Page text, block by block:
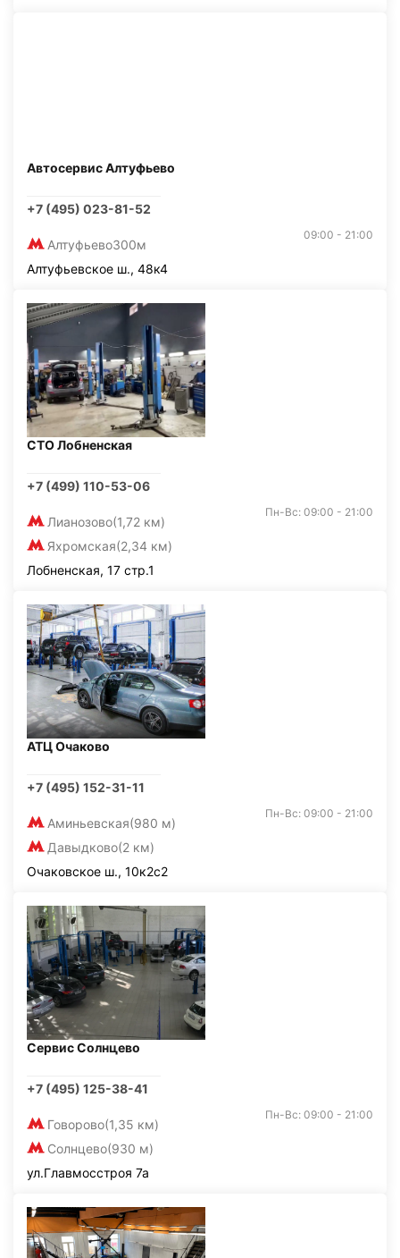
Автосервис Алтуфьево
+7 (495) 023-81-52
Алтуфьево300м
09:00 - 21:00
Алтуфьевское ш., 48к4
СТО Лобненская
+7 (499) 110-53-06
Лианозово(1,72 км)
Яхромская(2,34 км)
Пн-Вс: 09:00 - 21:00
Лобненская, 17 стр.1
АТЦ Очаково
+7 (495) 152-31-11
Аминьевская(980 м)
Давыдково(2 км)
Пн-Вс: 09:00 - 21:00
Очаковское ш., 10к2с2
Сервис Солнцево
+7 (495) 125-38-41
Говорово(1,35 км)
Солнцево(930 м)
Пн-Вс: 09:00 - 21:00
ул.Главмосстроя 7а